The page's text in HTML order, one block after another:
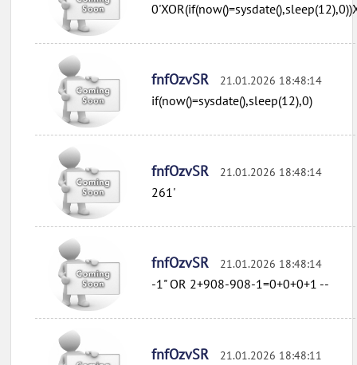
fnfOzvSR 21.01.2026 18:48:14
if(now()=sysdate(),sleep(12),0)
fnfOzvSR 21.01.2026 18:48:14
261'
fnfOzvSR 21.01.2026 18:48:14
-1" OR 2+908-908-1=0+0+0+1 --
fnfOzvSR 21.01.2026 18:48:11